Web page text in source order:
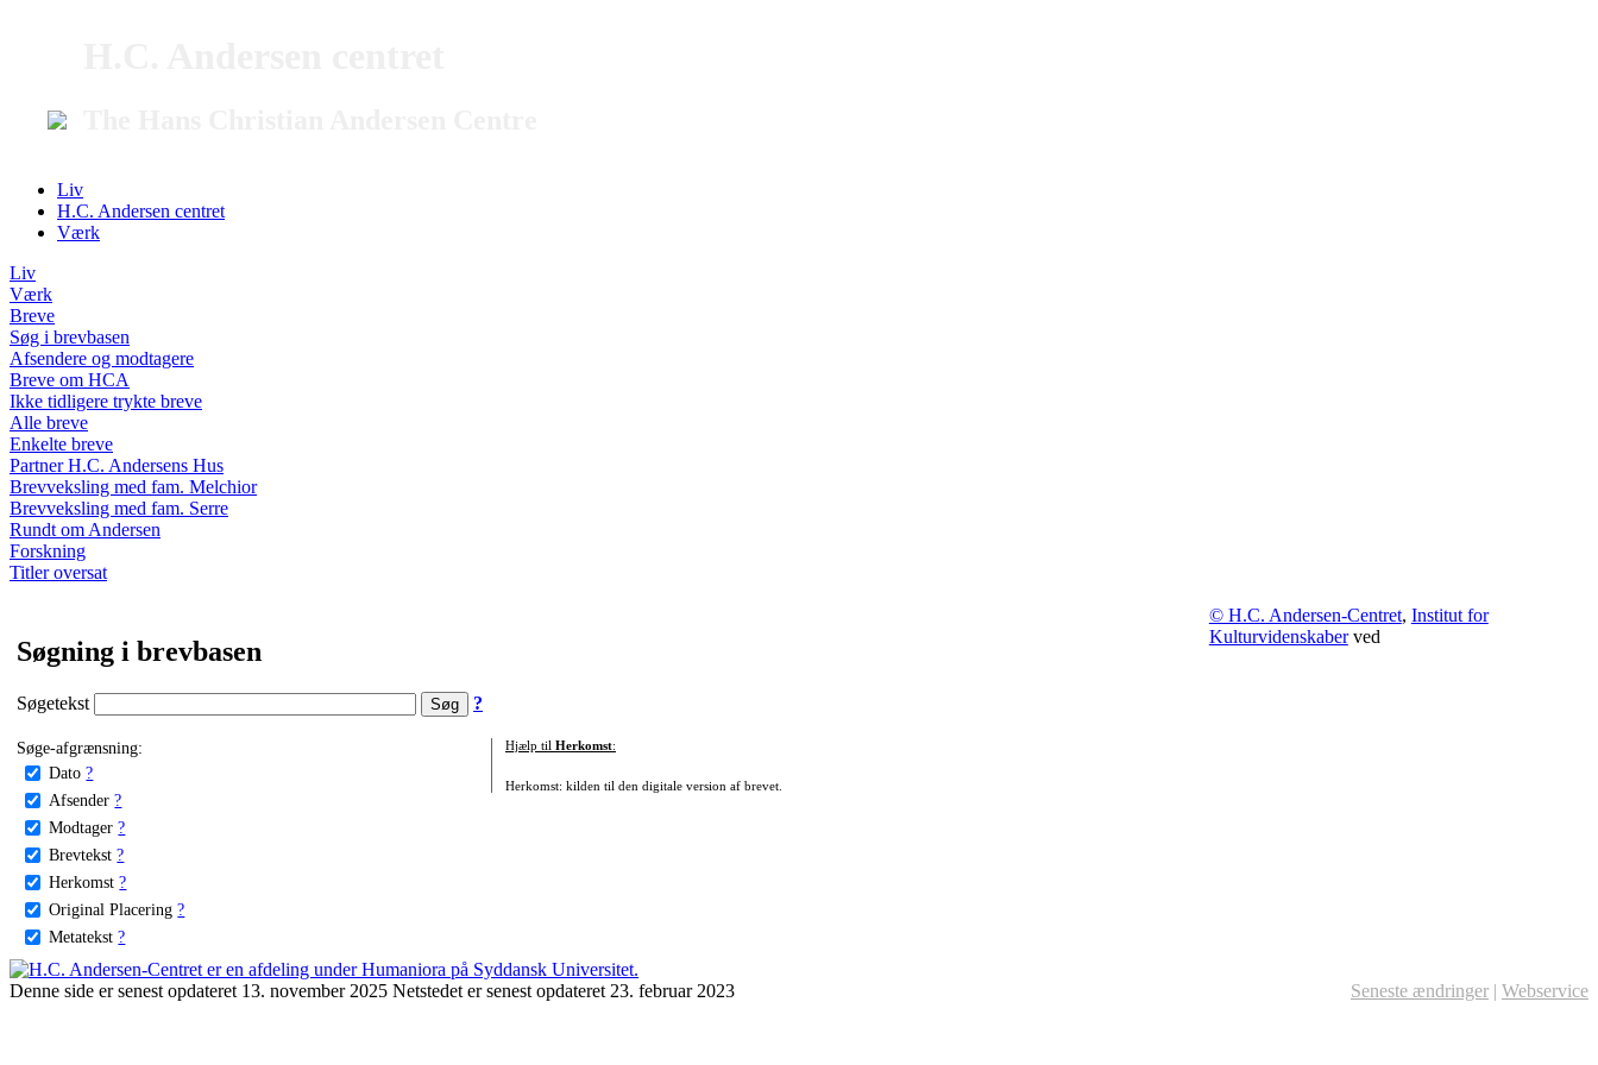
Liv
H.C. Andersen centret
Værk
Liv
Værk
Breve
Søg i brevbasen
Afsendere og modtagere
Breve om HCA
Ikke tidligere trykte breve
Alle breve
Enkelte breve
Partner H.C. Andersens Hus
Brevveksling med fam. Melchior
Brevveksling med fam. Serre
Rundt om Andersen
Forskning
Titler oversat
Søgning i brevbasen
Søgetekst ?
Søge-afgrænsning:
Dato ?
Afsender ?
Modtager ?
Brevtekst ?
Herkomst ?
Original Placering ?
Metatekst ?
Hjælp til Herkomst:
Herkomst: kilden til den digitale version af brevet.
© H.C. Andersen-Centret, Institut for
Kulturvidenskaberved
Denne side er senest opdateret 13. november 2025 Netstedet er senest opdateret 23. februar 2023 Seneste ændringer | Webservice